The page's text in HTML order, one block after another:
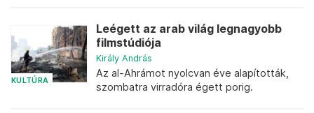
KULTÚRA
Leégett az arab világ legnagyobb
filmstúdiója
Király András
Az al-Ahrámot nyolcvan éve alapították,
szombatra virradóra égett porig.